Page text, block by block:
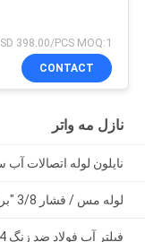
CONTACT
نازل مه واتر
نایلون لوله اتصالات
لوله مس / فشار 3/8 "برای نازل آب مه
فیلتر آب فولاد ضد زنگ 3/4 "DN25 DN20